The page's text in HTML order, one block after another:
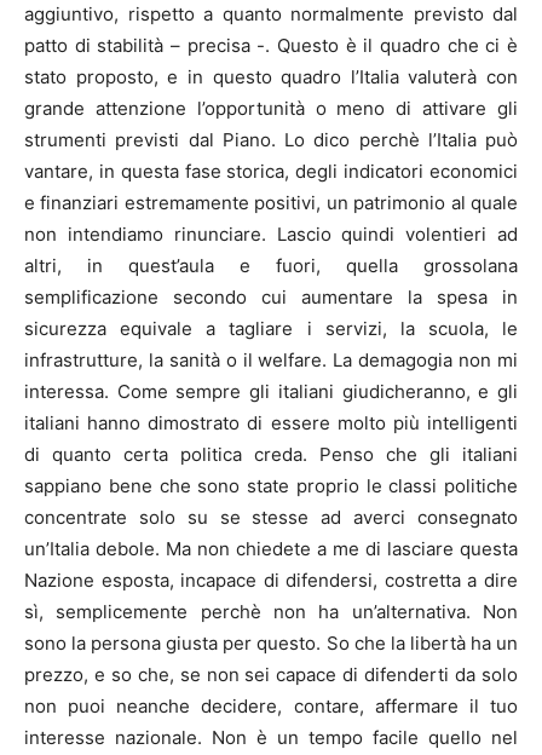
aggiuntivo, rispetto a quanto normalmente previsto dal
patto di stabilità – precisa -. Questo è il quadro che ci è
stato proposto, e in questo quadro l’Italia valuterà con
grande attenzione l’opportunità o meno di attivare gli
strumenti previsti dal Piano. Lo dico perchè l’Italia può
vantare, in questa fase storica, degli indicatori economici
e finanziari estremamente positivi, un patrimonio al quale
non intendiamo rinunciare. Lascio quindi volentieri ad
altri, in quest’aula e fuori, quella grossolana
semplificazione secondo cui aumentare la spesa in
sicurezza equivale a tagliare i servizi, la scuola, le
infrastrutture, la sanità o il welfare. La demagogia non mi
interessa. Come sempre gli italiani giudicheranno, e gli
italiani hanno dimostrato di essere molto più intelligenti
di quanto certa politica creda. Penso che gli italiani
sappiano bene che sono state proprio le classi politiche
concentrate solo su se stesse ad averci consegnato
un’Italia debole. Ma non chiedete a me di lasciare questa
Nazione esposta, incapace di difendersi, costretta a dire
sì, semplicemente perchè non ha un’alternativa. Non
sono la persona giusta per questo. So che la libertà ha un
prezzo, e so che, se non sei capace di difenderti da solo
non puoi neanche decidere, contare, affermare il tuo
interesse nazionale. Non è un tempo facile quello nel